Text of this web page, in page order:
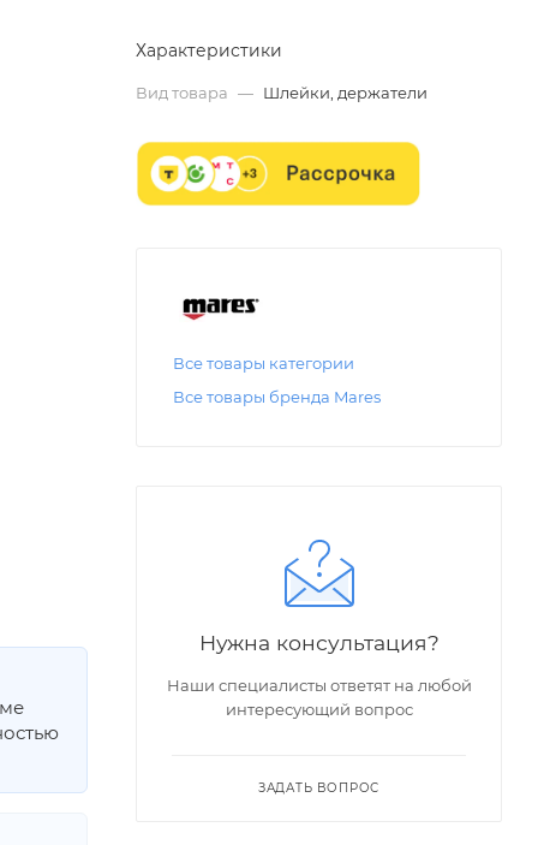
Характеристики
Вид товара — Шлейки, держатели
Все товары категории
Все товары бренда Mares
Нужна консультация?
Наши специалисты ответят на любой
интересующий вопрос
ЗАДАТЬ ВОПРОС